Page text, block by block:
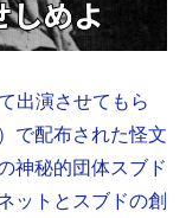
出演させてもら
）で配布された怪文
神秘的団体スブド
ットとスブドの創